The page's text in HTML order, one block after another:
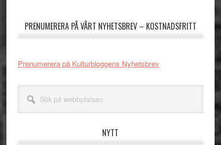
PRENUMERERA PÅ VÅRT NYHETSBREV – KOSTNADSFRITT
Prenumerera på Kulturbloggens Nyhetsbrev
webbplatsen
NYTT